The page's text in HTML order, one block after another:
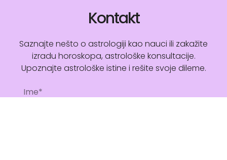
Kontakt
Saznajte nešto o astrologiji kao nauci ili zakažite
izradu horoskopa, astrološke konsultacije.
Upoznajte astrološke istine i rešite svoje dileme.